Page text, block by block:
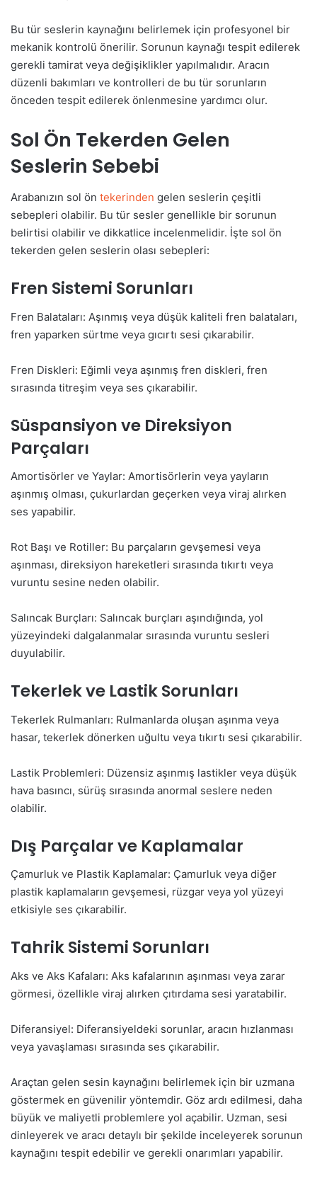
Bu tür seslerin kaynağını belirlemek için profesyonel bir
mekanik kontrolü önerilir. Sorunun kaynağı tespit edilerek
gerekli tamirat veya değişiklikler yapılmalıdır. Aracın
düzenli bakımları ve kontrolleri de bu tür sorunların
önceden tespit edilerek önlenmesine yardımcı olur.
Sol Ön Tekerden Gelen
Seslerin Sebebi
Arabanızın sol ön tekerinden gelen seslerin çeşitli
sebepleri olabilir. Bu tür sesler genellikle bir sorunun
belirtisi olabilir ve dikkatlice incelenmelidir. İşte sol ön
tekerden gelen seslerin olası sebepleri:
Fren Sistemi Sorunları
Fren Balataları: Aşınmış veya düşük kaliteli fren balataları,
fren yaparken sürtme veya gıcırtı sesi çıkarabilir.
Fren Diskleri: Eğimli veya aşınmış fren diskleri, fren
sırasında titreşim veya ses çıkarabilir.
Süspansiyon ve Direksiyon
Parçaları
Amortisörler ve Yaylar: Amortisörlerin veya yayların
aşınmış olması, çukurlardan geçerken veya viraj alırken
ses yapabilir.
Rot Başı ve Rotiller: Bu parçaların gevşemesi veya
aşınması, direksiyon hareketleri sırasında tıkırtı veya
vuruntu sesine neden olabilir.
Salıncak Burçları: Salıncak burçları aşındığında, yol
yüzeyindeki dalgalanmalar sırasında vuruntu sesleri
duyulabilir.
Tekerlek ve Lastik Sorunları
Tekerlek Rulmanları: Rulmanlarda oluşan aşınma veya
hasar, tekerlek dönerken uğultu veya tıkırtı sesi çıkarabilir.
Lastik Problemleri: Düzensiz aşınmış lastikler veya düşük
hava basıncı, sürüş sırasında anormal seslere neden
olabilir.
Dış Parçalar ve Kaplamalar
Çamurluk ve Plastik Kaplamalar: Çamurluk veya diğer
plastik kaplamaların gevşemesi, rüzgar veya yol yüzeyi
etkisiyle ses çıkarabilir.
Tahrik Sistemi Sorunları
Aks ve Aks Kafaları: Aks kafalarının aşınması veya zarar
görmesi, özellikle viraj alırken çıtırdama sesi yaratabilir.
Diferansiyel: Diferansiyeldeki sorunlar, aracın hızlanması
veya yavaşlaması sırasında ses çıkarabilir.
Araçtan gelen sesin kaynağını belirlemek için bir uzmana
göstermek en güvenilir yöntemdir. Göz ardı edilmesi, daha
büyük ve maliyetli problemlere yol açabilir. Uzman, sesi
dinleyerek ve aracı detaylı bir şekilde inceleyerek sorunun
kaynağını tespit edebilir ve gerekli onarımları yapabilir.